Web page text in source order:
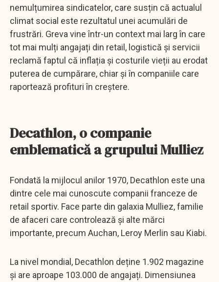
nemulțumirea sindicatelor, care susțin că actualul
climat social este rezultatul unei acumulări de
frustrări. Greva vine într-un context mai larg în care
tot mai mulți angajați din retail, logistică și servicii
reclamă faptul că inflația și costurile vieții au erodat
puterea de cumpărare, chiar și în companiile care
raportează profituri în creștere.
Decathlon, o companie
emblematică a grupului Mulliez
Fondată la mijlocul anilor 1970, Decathlon este una
dintre cele mai cunoscute companii franceze de
retail sportiv. Face parte din galaxia Mulliez, familie
de afaceri care controlează și alte mărci
importante, precum Auchan, Leroy Merlin sau Kiabi.
La nivel mondial, Decathlon deține 1.902 magazine
și are aproape 103.000 de angajați. Dimensiunea